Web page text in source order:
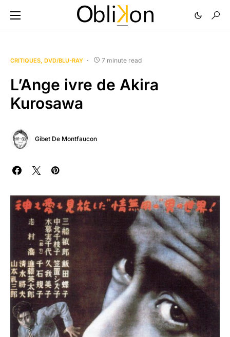
CRITIQUES DVD/BLU-RAY 7 minute read
L’Ange ivre de Akira
Kurosawa
Gibet De Montfaucon